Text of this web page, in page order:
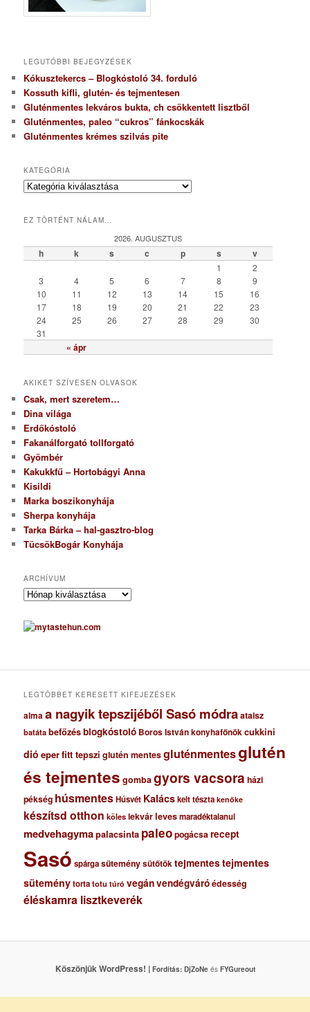
LEGUTÓBBI BEJEGYZÉSEK
Kókusztekercs – Blogkóstoló 34. forduló
Kossuth kifli, glutén- és tejmentesen
Gluténmentes lekváros bukta, ch csökkentett lisztből
Gluténmentes, paleo “cukros” fánkocskák
Gluténmentes krémes szilvás pite
KATEGÓRIA
K
e
r
EZ TÖRTÉNT NÁLAM…
2026. AUGUSZTUS
h k s c p s v
« ápr
1
2
3
4 5 6 7 8
9
10
11 12 13 14 15
16
17
18 19 20 21 22
23
24
25 26 27 28 29
30
31
AKIKET SZÍVESEN OLVASOK
Csak, mert szeretem…
Dina világa
Erdőkóstoló
Fakanálforgató tollforgató
Gyömbér
Kakukkfű – Hortobágyi Anna
Kisildi
Marka boszikonyhája
Sherpa konyhája
Tarka Bárka – hal-gasztro-blog
TücsökBogár Konyhája
ARCHÍVUM
A
c
h
u
LEGTÖBBET KERESETT KIFEJEZÉSEK
almaa nagyik tepszijéből Sasó módraataisz
batáta befőzésblogkóstoló Boros István konyhafőnökcukkini
dió eperfitt tepszi glutén mentesgluténmentesglutén
és tejmentes gombagyors vacsora házi
pékség húsmentesHúsvét Kalácskelt tészta kenőke
készítsd otthon köles lekvárlevesmaradéktalanul
medvehagymapalacsinta paleopogácsa recept
Sasó spárgasüteménysütőtöktejmentestejmentes
süteménytorta totu túró vegánvendégváróédesség
éléskamra lisztkeverék
Köszönjük WordPress! | Fordítás: DjZoNeés FYGureout